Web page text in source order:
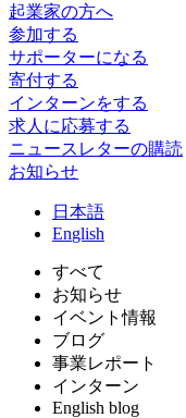
起業家の方へ
参加する
サポーターになる
寄付する
インターンをする
求人に応募する
ニュースレターの購読
お知らせ
日 本語
English
すべて
お知らせ
イベント情報
ブログ
事業レポート
インターン
English blog